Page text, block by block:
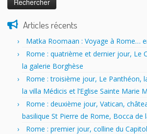
Articles récents
Matka Roomaan : Voyage à Rome…
Rome : quatrième et dernier jour, Le
la galerie Borghèse
Rome : troisième jour, Le Panthéon,
la villa Médicis et l’Eglise Sainte Marie
Rome : deuxième jour, Vatican,
basilique St Pierre de Rome, Bocca de
Rome : premier jour, colline du